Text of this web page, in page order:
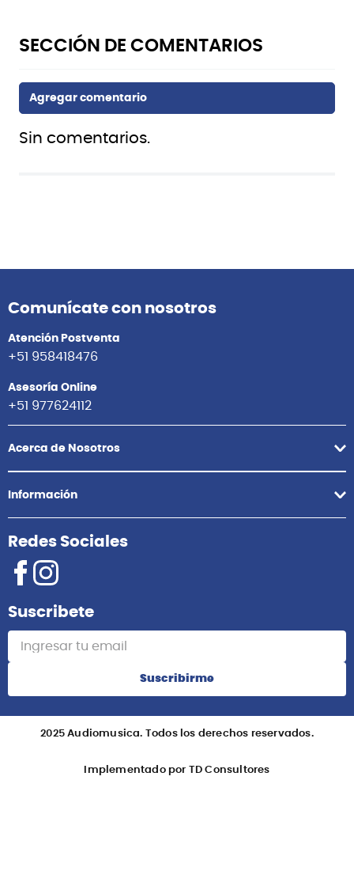
Sin comentarios.
Comunícate con nosotros
Atención Postventa
+51 958418476
Asesoría Online
+51 977624112
Acerca de Nosotros
Información
Redes Sociales
Suscribete
Suscribirme
2025 Audiomusica. Todos los derechos reservados.
Implementado por TD Consultores